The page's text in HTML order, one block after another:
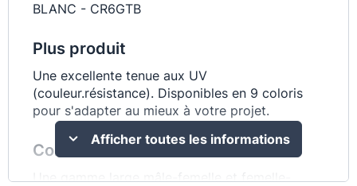
BLANC - CR6GTB
Plus produit
Une excellente tenue aux UV
(couleur.résistance). Disponibles en 9 coloris
pour s'adapter au mieux à votre projet.
Commentaire
Une gamme large mâle-femelle et femelle-
Afficher toutes les informations